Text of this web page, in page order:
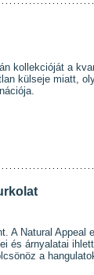
kollekcióját a
külseje miatt,
A Natural Appeal
és árnyalatai
a